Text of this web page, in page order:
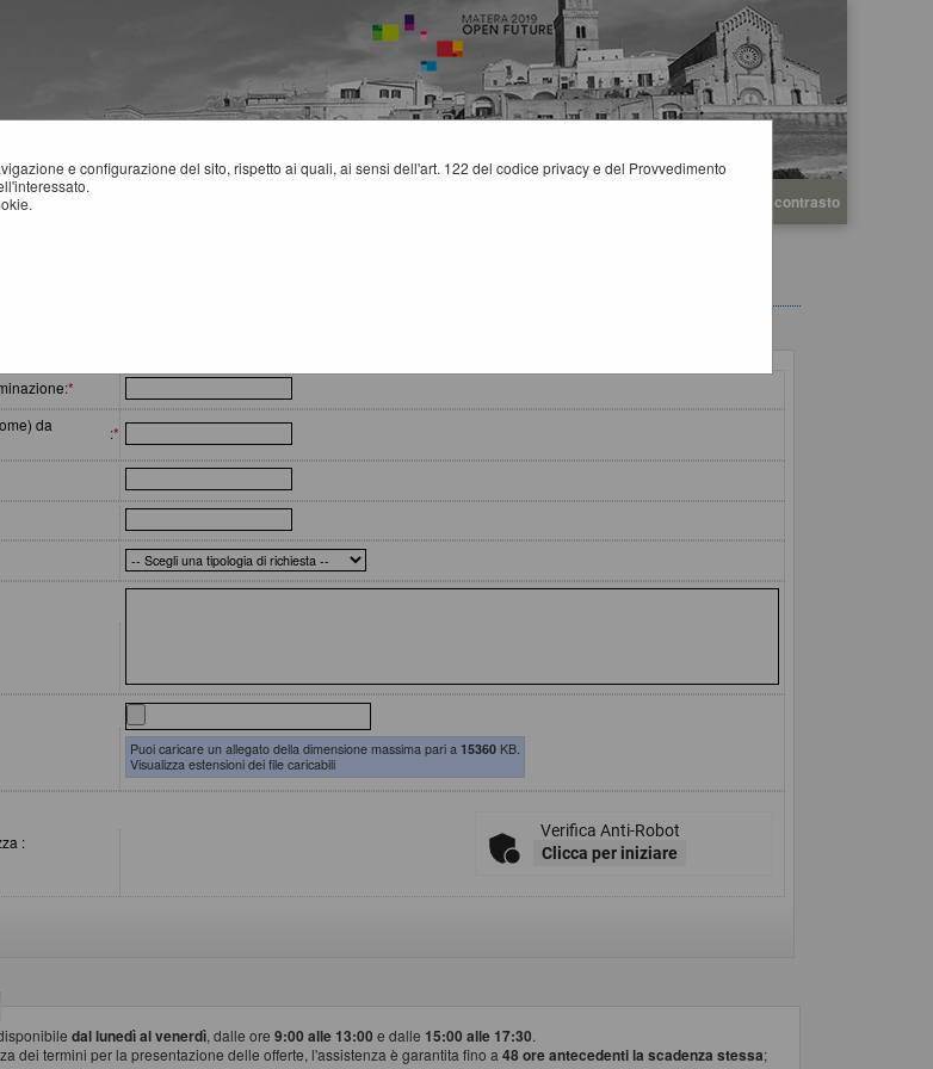
Alto contrasto
e configurazione del sito, rispetto ai quali, ai sensi dell'art. 122 del codice privacy e del Provvedimento
:*
da
:*
Puoi caricare un allegato della dimensione massima pari a 15360KB.
Visualizza estensioni dei file caricabili
:
Verifica Anti-Robot
Clicca per iniziare
dal lunedì al venerdì, dalle ore 9:00 alle 13:00 e dalle 15:00 alle 17:30.
dei termini per la presentazione delle offerte, l'assistenza è garantita fino a 48 ore antecedenti la scadenza stessa;